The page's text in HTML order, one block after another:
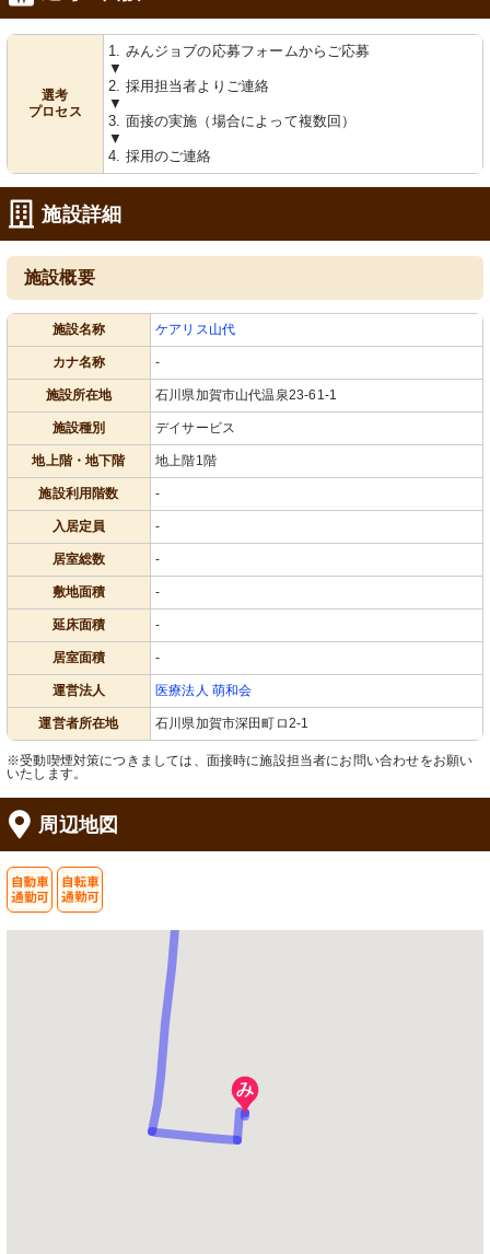
選考
プロセス
1. みんジョブの応募フォームからご応募
▼
2. 採用担当者よりご連絡
▼
3. 面接の実施（場合によって複数回）
▼
4. 採用のご連絡
施設詳細
施設概要
施設名称 ケアリス山代
カナ名称 -
施設所在地 石川県加賀市山代温泉23-61-1
施設種別 デイサービス
地上階・地下階 地上階1階
施設利用階数 -
入居定員 -
居室総数 -
敷地面積 -
延床面積 -
居室面積 -
運営法人 医療法人 萌和会
運営者所在地 石川県加賀市深田町ロ2-1
※受動喫煙対策につきましては、面接時に施設担当者にお問い合わせをお願い
いたします。
周辺地図